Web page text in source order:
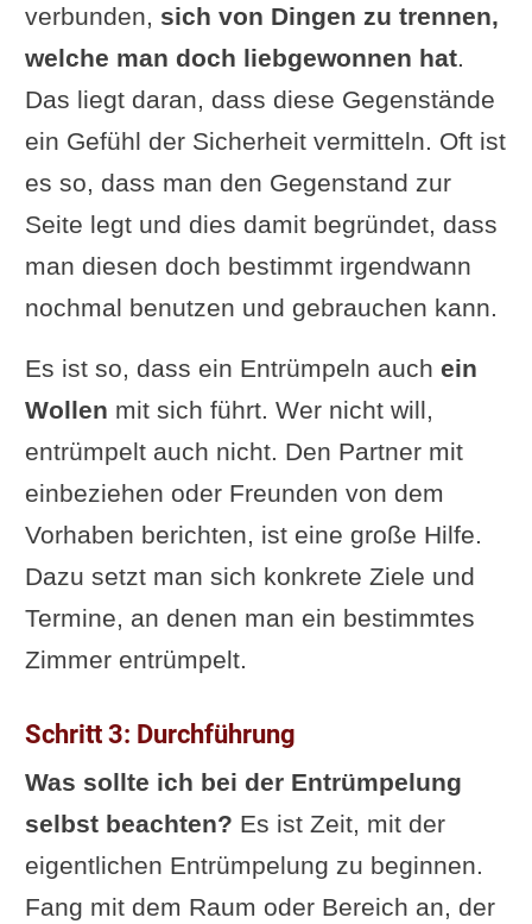
verbunden, sich von Dingen zu trennen,
welche man doch liebgewonnen hat.
Das liegt daran, dass diese Gegenstände
ein Gefühl der Sicherheit vermitteln. Oft ist
es so, dass man den Gegenstand zur
Seite legt und dies damit begründet, dass
man diesen doch bestimmt irgendwann
nochmal benutzen und gebrauchen kann.
Es ist so, dass ein Entrümpeln auch ein
Wollen mit sich führt. Wer nicht will,
entrümpelt auch nicht. Den Partner mit
einbeziehen oder Freunden von dem
Vorhaben berichten, ist eine große Hilfe.
Dazu setzt man sich konkrete Ziele und
Termine, an denen man ein bestimmtes
Zimmer entrümpelt.
Schritt 3: Durchführung
Was sollte ich bei der Entrümpelung
selbst beachten? Es ist Zeit, mit der
eigentlichen Entrümpelung zu beginnen.
Fang mit dem Raum oder Bereich an, der